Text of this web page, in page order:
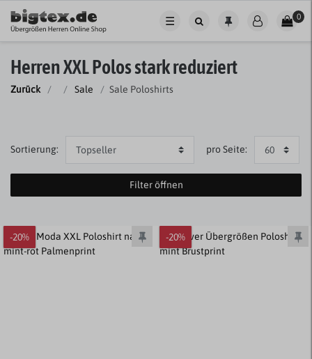
☰ 0
Herren XXL Polos stark reduziert
Zurück Sale Sale Poloshirts
Sortierung: pro Seite:
Filter öffnen
-20% -20%